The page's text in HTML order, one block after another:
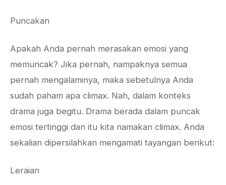
Puncakan
Apakah Anda pernah merasakan emosi yang
memuncak? Jika pernah, nampaknya semua
pernah mengalaminya, maka sebetulnya Anda
sudah paham apa climax. Nah, dalam konteks
drama juga begitu. Drama berada dalam puncak
emosi tertinggi dan itu kita namakan climax. Anda
sekalian dipersilahkan mengamati tayangan berikut:
Leraian